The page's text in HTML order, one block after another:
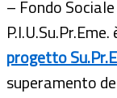
– Fondo
progetto
superamento